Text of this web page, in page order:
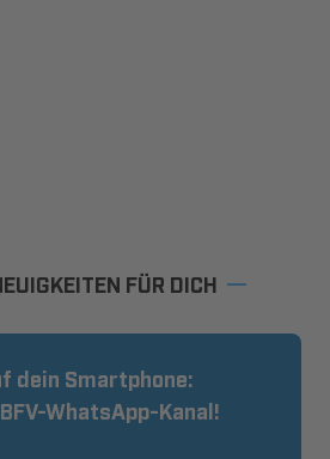
FÜR DICH
dein Smartphone:
WhatsApp-Kanal!